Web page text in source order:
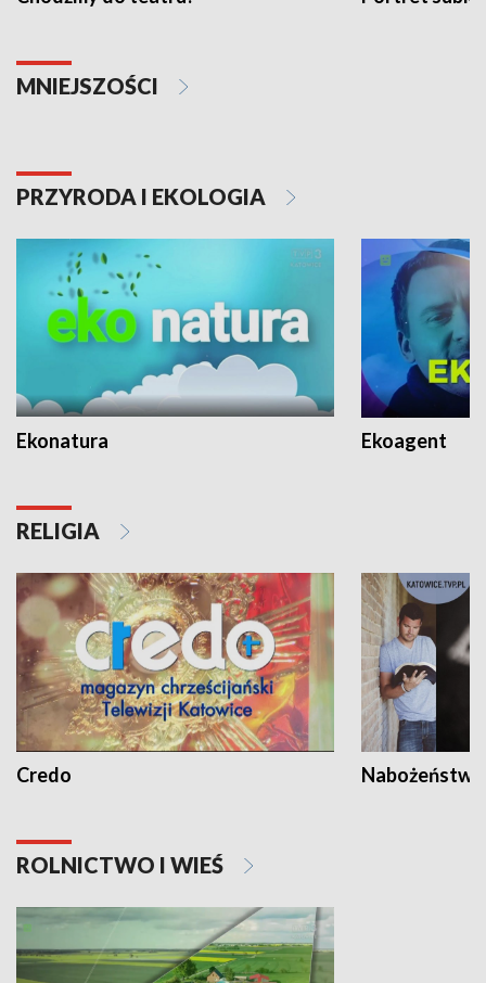
MNIEJSZOŚCI
PRZYRODA I EKOLOGIA
Ekonatura Ekoagent
RELIGIA
Credo
ROLNICTWO I WIEŚ